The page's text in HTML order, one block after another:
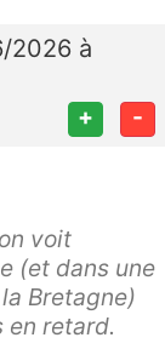
2026 à
+ -
voit
(et dans une
Bretagne)
en retard.